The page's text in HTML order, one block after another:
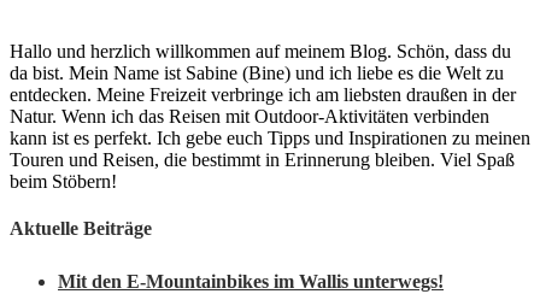
Hallo und herzlich willkommen auf meinem Blog. Schön, dass du
da bist. Mein Name ist Sabine (Bine) und ich liebe es die Welt zu
entdecken. Meine Freizeit verbringe ich am liebsten draußen in der
Natur. Wenn ich das Reisen mit Outdoor-Aktivitäten verbinden
kann ist es perfekt. Ich gebe euch Tipps und Inspirationen zu meinen
Touren und Reisen, die bestimmt in Erinnerung bleiben. Viel Spaß
beim Stöbern!
Aktuelle Beiträge
Mit den E-Mountainbikes im Wallis unterwegs!